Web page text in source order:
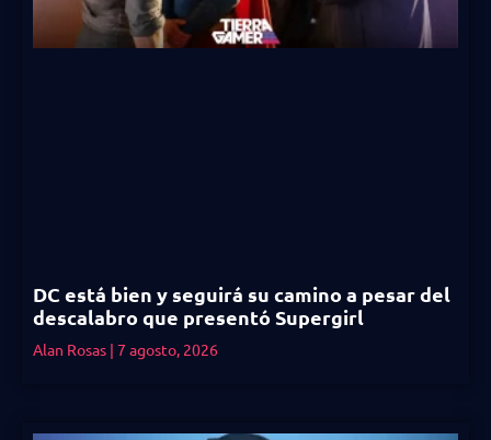
DC está bien y seguirá su camino a pesar del
descalabro que presentó Supergirl
Alan Rosas 7 agosto, 2026